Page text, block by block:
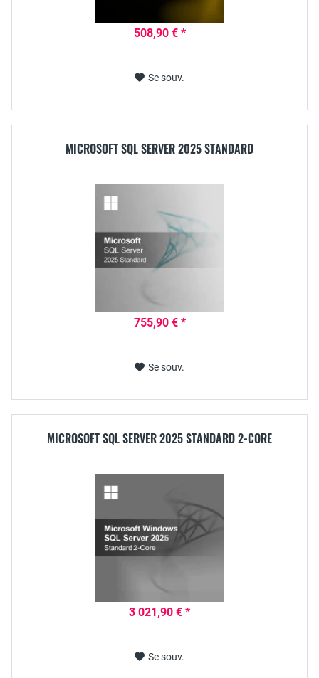
508,90 € *
Se souv.
MICROSOFT SQL SERVER 2025 STANDARD
755,90 € *
Se souv.
MICROSOFT SQL SERVER 2025 STANDARD 2-CORE
3 021,90 € *
Se souv.